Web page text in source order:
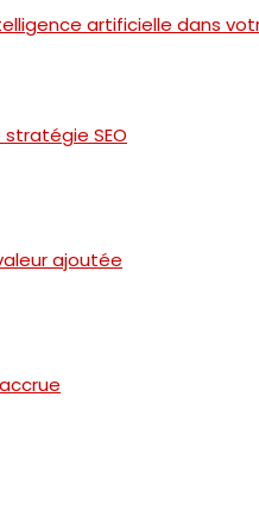
artificielle dans
SEO
ajoutée